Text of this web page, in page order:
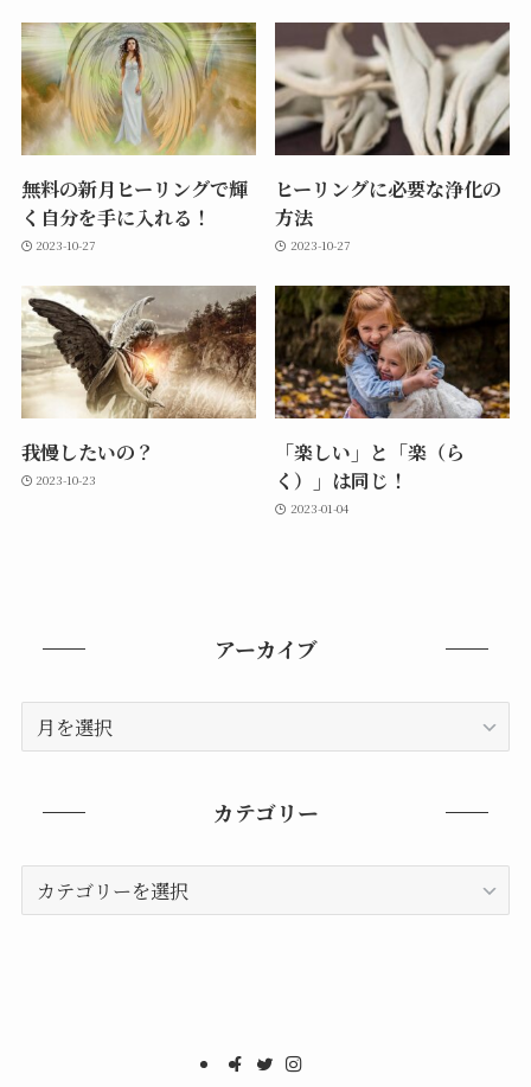
無料の新月ヒーリングで輝
く自分を手に入れる！
2023-10-27
ヒーリングに必要な浄化の
方法
2023-10-27
我慢したいの？
2023-10-23
「楽しい」と「楽（ら
く）」は同じ！
2023-01-04
アーカイブ
ー
カテゴリー
テ